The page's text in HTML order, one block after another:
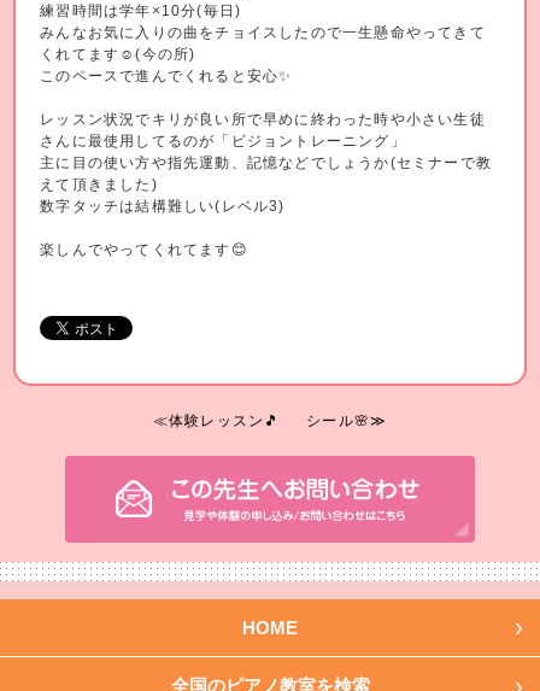
練習時間は学年×10分(毎日)
みんなお気に入りの曲をチョイスしたので一生懸命やってきて
くれてます☺️(今の所)
このペースで進んでくれると安心✨
レッスン状況でキリが良い所で早めに終わった時や小さい生徒
さんに最使用してるのが「ビジョントレーニング」
主に目の使い方や指先運動、記憶などでしょうか(セミナーで教
えて頂きました)
数字タッチは結構難しい(レベル3)
楽しんでやってくれてます😊
≪体験レッスン🎵 シール🌸≫
HOME
全国のピアノ教室を検索